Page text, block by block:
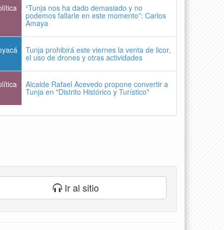
“Tunja nos ha dado demasiado y no
podemos fallarle en este momento”: Carlos
Amaya
Tunja prohibirá este viernes la venta de licor,
el uso de drones y otras actividades
Alcalde Rafael Acevedo propone convertir a
Tunja en "Distrito Histórico y Turístico"
Ir al sitio